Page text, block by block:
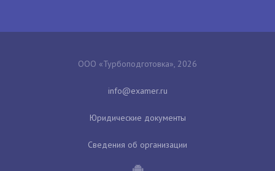
ООО «Турбоподготовка», 2026
Юридические документы
Сведения об организации